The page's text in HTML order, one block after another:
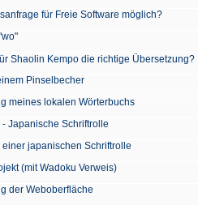
für Freie Software möglich?
Shaolin Kempo die richtige Übersetzung?
Pinselbecher
meines lokalen Wörterbuchs
Japanische Schriftrolle
einer japanischen Schriftrolle
(mit Wadoku Verweis)
der Weboberfläche